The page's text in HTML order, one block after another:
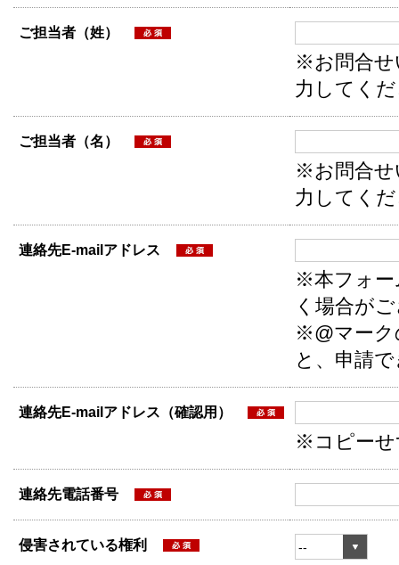
ご担当者（姓）
※お問合せ
力してく
ご担当者（名）
※お問合せ
力してく
連絡先E-mailアドレス
※本フォー
く場合が
※@マーク
と、申請
連絡先E-mailアドレス（確認用）
※コピーせ
連絡先電話番号
侵害されている権利